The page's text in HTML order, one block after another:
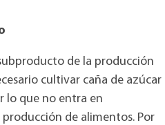
de la producción
cultivar caña de azúcar
lo que no entra en
de alimentos. Por